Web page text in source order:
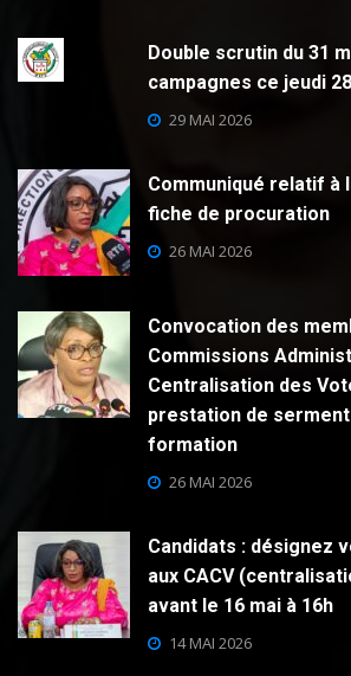
Double scrutin du 31
campagnes ce jeudi
29 MAI 2026
Communiqué relatif à
fiche de procuration
26 MAI 2026
Convocation des
Commissions
Centralisation des
prestation de
formation
26 MAI 2026
Candidats : désignez
aux CACV
avant le 16 mai à 16h
14 MAI 2026